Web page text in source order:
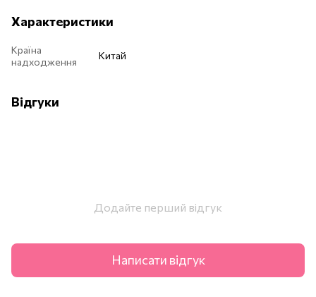
Характеристики
Країна
надходження
Китай
Відгуки
Додайте перший відгук
Написати відгук